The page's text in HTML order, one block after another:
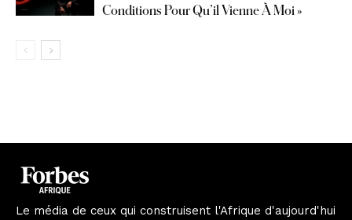
Conditions Pour Qu’il Vienne À Moi »
Le média de ceux qui construisent l'Afrique d'aujourd'hui